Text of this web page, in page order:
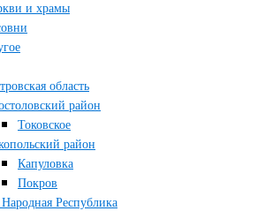
и храмы
область
район
Токовское
район
Капуловка
Покров
Республика